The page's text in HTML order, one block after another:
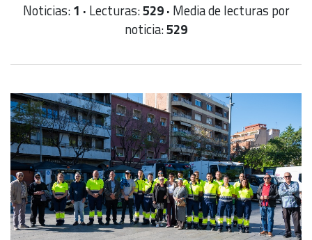
Noticias:1 · Lecturas:529 · Media de lecturas por
noticia:529